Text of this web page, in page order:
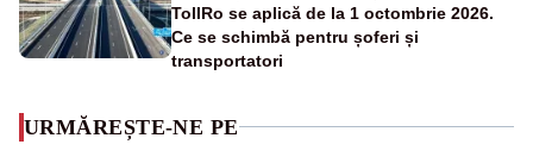
TollRo se aplică de la 1 octombrie 2026.
Ce se schimbă pentru șoferi și
transportatori
URMĂREȘTE-NE PE